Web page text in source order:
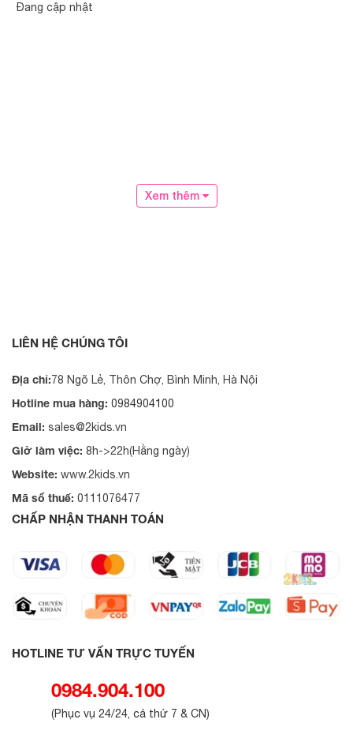
Đang cập nhật
Xem thêm
LIÊN HỆ CHÚNG TÔI
Địa chỉ:78 Ngõ Lẻ, Thôn Chợ, Bình Minh, Hà Nội
Hotline mua hàng: 0984904100
Email: sales@2kids.vn
Giờ làm việc: 8h->22h(Hằng ngày)
Website: www.2kids.vn
Mã số thuế: 0111076477
CHẤP NHẬN THANH TOÁN
HOTLINE TƯ VẤN TRỰC TUYẾN
0984.904.100
(Phục vụ 24/24, cả thứ 7 & CN)